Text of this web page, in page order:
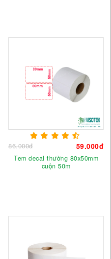
86.000đ 59.000đ
Tem decal thường 80x50mm
cuộn 50m